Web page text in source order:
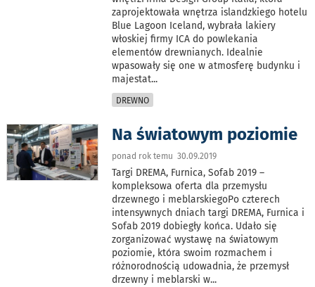
zaprojektowała wnętrza islandzkiego hotelu
Blue Lagoon Iceland, wybrała lakiery
włoskiej firmy ICA do powlekania
elementów drewnianych. Idealnie
wpasowały się one w atmosferę budynku i
majestat...
DREWNO
Na światowym poziomie
ponad rok temu 30.09.2019
Targi DREMA, Furnica, Sofab 2019 –
kompleksowa oferta dla przemysłu
drzewnego i meblarskiegoPo czterech
intensywnych dniach targi DREMA, Furnica i
Sofab 2019 dobiegły końca. Udało się
zorganizować wystawę na światowym
poziomie, która swoim rozmachem i
różnorodnością udowadnia, że przemysł
drzewny i meblarski w...